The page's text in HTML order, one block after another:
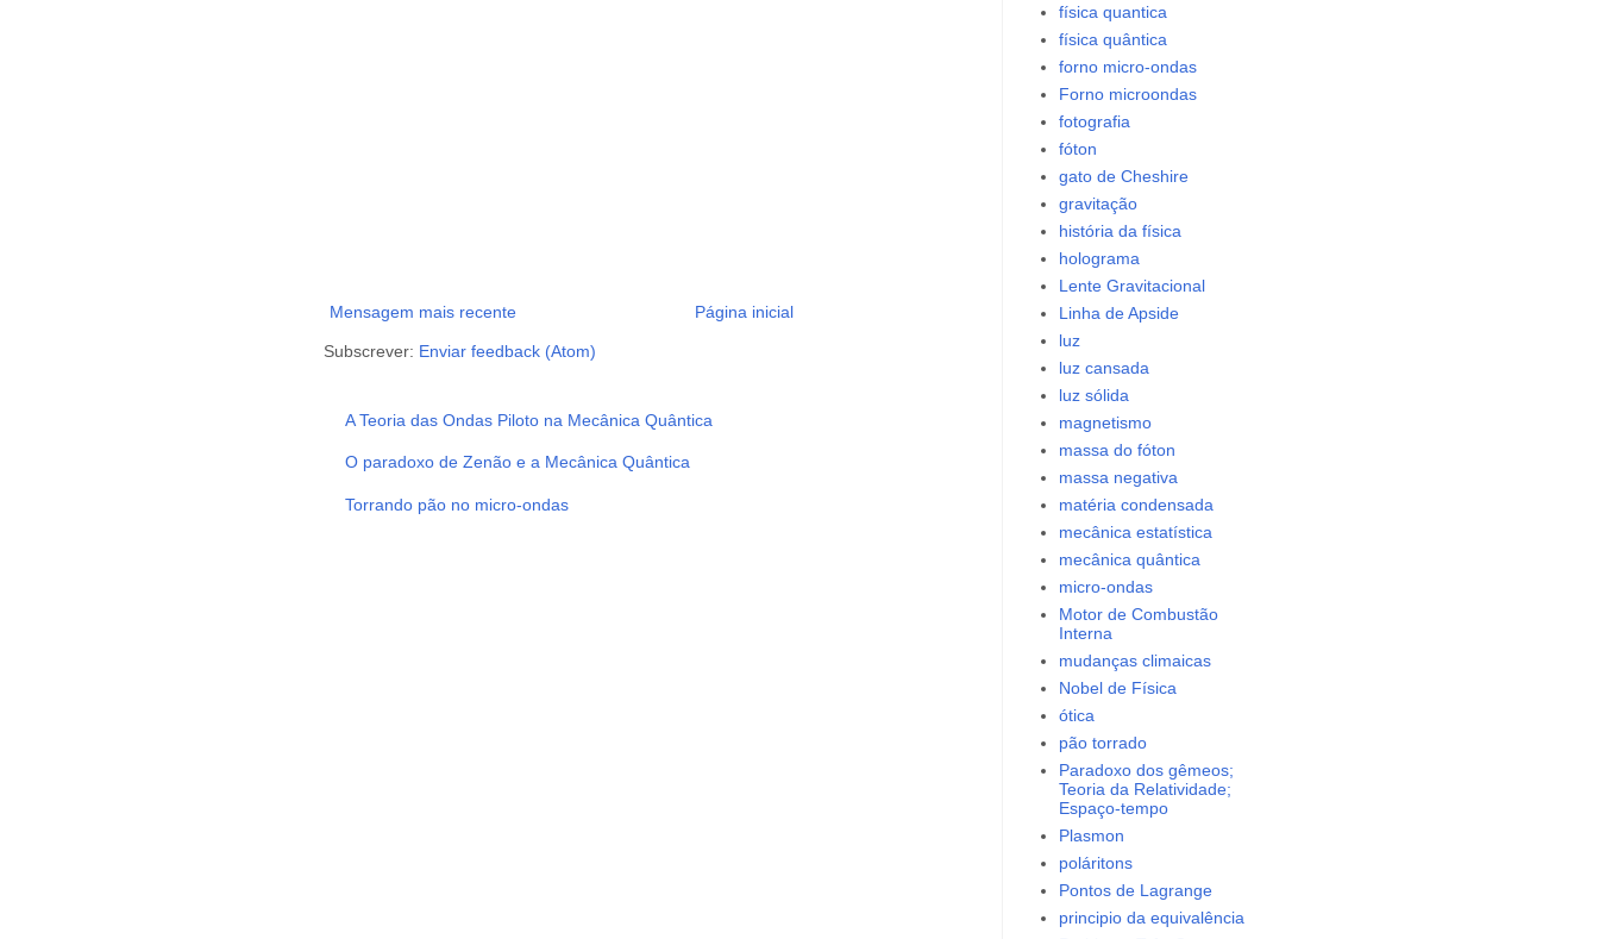
Mensagem mais recente Página inicial
Subscrever: Enviar feedback (Atom)
A Teoria das Ondas Piloto na Mecânica Quântica
O paradoxo de Zenão e a Mecânica Quântica
Torrando pão no micro-ondas
física quantica
física quântica
forno micro-ondas
Forno microondas
fotografia
fóton
gato de Cheshire
gravitação
história da física
holograma
Lente Gravitacional
Linha de Apside
luz
luz cansada
luz sólida
magnetismo
massa do fóton
massa negativa
matéria condensada
mecânica estatística
mecânica quântica
micro-ondas
Motor de Combustão
Interna
mudanças climaicas
Nobel de Física
ótica
pão torrado
Paradoxo dos gêmeos;
Teoria da Relatividade;
Espaço-tempo
Plasmon
poláritons
Pontos de Lagrange
principio da equivalência